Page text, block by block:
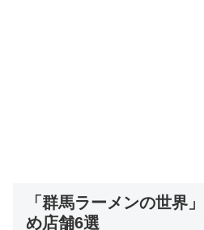
「群馬ラーメンの世界
め店舗6選